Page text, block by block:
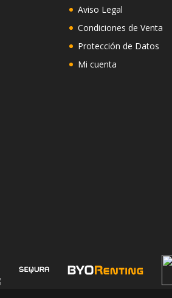
Aviso Legal
Condiciones de Venta
Protección de Datos
Mi cuenta